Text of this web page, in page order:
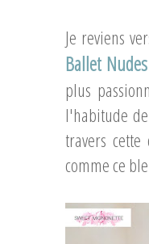
Je reviens
Ballet
plus
l'habitude
travers
comme ce